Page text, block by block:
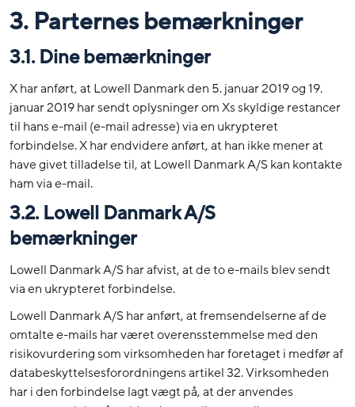
3. Parternes bemærkninger
3.1. Dine bemærkninger
X har anført, at Lowell Danmark den 5. januar 2019 og 19.
januar 2019 har sendt oplysninger om Xs skyldige restancer
til hans e-mail (e-mail adresse) via en ukrypteret
forbindelse. X har endvidere anført, at han ikke mener at
have givet tilladelse til, at Lowell Danmark A/S kan kontakte
ham via e-mail.
3.2. Lowell Danmark A/S
bemærkninger
Lowell Danmark A/S har afvist, at de to e-mails blev sendt
via en ukrypteret forbindelse.
Lowell Danmark A/S har anført, at fremsendelserne af de
omtalte e-mails har været overensstemmelse med den
risikovurdering som virksomheden har foretaget i medfør af
databeskyttelsesforordningens artikel 32. Virksomheden
har i den forbindelse lagt vægt på, at der anvendes